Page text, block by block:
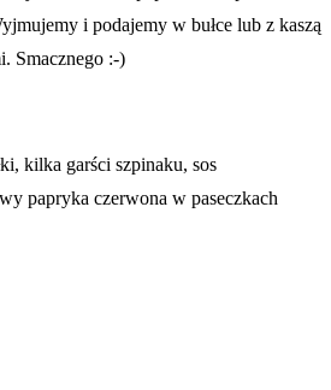
i podajemy w bułce lub z kaszą
Smacznego :-)
kilka garści szpinaku, sos
papryka czerwona w paseczkach